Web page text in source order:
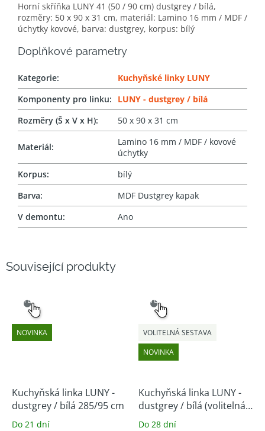
Související produkty
NOVINKA
VÝBĚR
Kuchyňská linka LUNY -
dustgrey / bílá 285/95 cm
Do 21 dní
NOVINKA
VOLITELNÁ SESTAVA
VÝBĚR
Kuchyňská linka LUNY -
dustgrey / bílá (volitelná
sestava)
Do 28 dní
Horní skříňka LUNY 41 (50 / 90 cm) dustgrey / bílá,
rozměry: 50 x 90 x 31 cm, materiál: Lamino 16 mm / MDF /
úchytky kovové, barva: dustgrey, korpus: bílý
Doplňkové parametry
Kategorie:
Kuchyňské linky LUNY
Komponenty pro linku:
LUNY - dustgrey / bílá
Rozměry (Š x V x H): 50 x 90 x 31 cm
Materiál:
Lamino 16 mm / MDF / kovové
úchytky
Korpus:
bílý
Barva:
MDF Dustgrey kapak
V demontu: Ano